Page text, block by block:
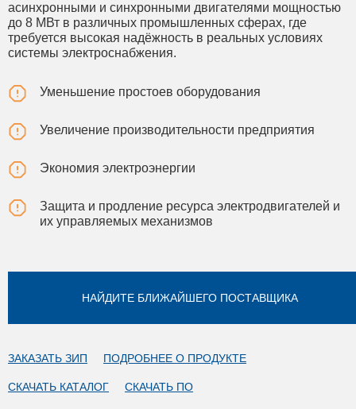
асинхронными и синхронными двигателями мощностью
до 8 МВт в различных промышленных сферах, где
требуется высокая надёжность в реальных условиях
системы электроснабжения.
Уменьшение простоев оборудования
Увеличение производительности предприятия
Экономия электроэнергии
Защита и продление ресурса электродвигателей и
их управляемых механизмов
НАЙДИТЕ БЛИЖАЙШЕГО ПОСТАВЩИКА
ЗАКАЗАТЬ ЗИП ПОДРОБНЕЕ О ПРОДУКТЕ
СКАЧАТЬ КАТАЛОГ СКАЧАТЬ ПО